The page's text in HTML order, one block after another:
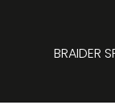
BRAIDER